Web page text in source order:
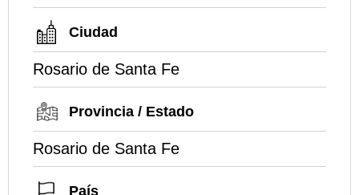
Ciudad
Rosario de Santa Fe
Provincia / Estado
Rosario de Santa Fe
País